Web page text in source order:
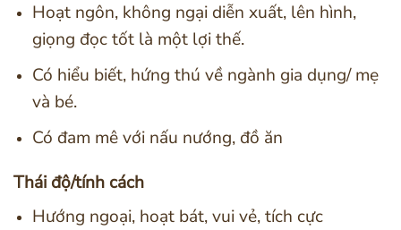
Hoạt ngôn, không ngại diễn xuất, lên hình,
giọng đọc tốt là một lợi thế.
Có hiểu biết, hứng thú về ngành gia dụng/ mẹ
và bé.
Có đam mê với nấu nướng, đồ ăn
Thái độ/tính cách
Hướng ngoại, hoạt bát, vui vẻ, tích cực